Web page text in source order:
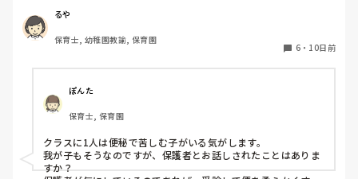
す。
なかなか出ず苦しそうです。
室内にいる時であれば良いのですが、散歩中にも突然起こり
その都度保育士が１名そこにつく形になるため、昨日は散歩
を途中で切り上げ園へ戻りました。
このようなお子様のいらっしゃる園の経験者の方はいらっし
ゃいますか？
今まで看護師のいる園にいたこともあり、散歩先の時は迎え
に来てもらうなどしていました。
色々なご経験のお話しを聞けたら嬉しいです。
るや
保育士, 幼稚園教諭, 保育園
6・ 10日前
ぽんた
保育士, 保育園
クラスに1人は便秘で苦しむ子がいる気がします。
我が子もそうなのですが、保護者とお話しされたことはありま
すか？